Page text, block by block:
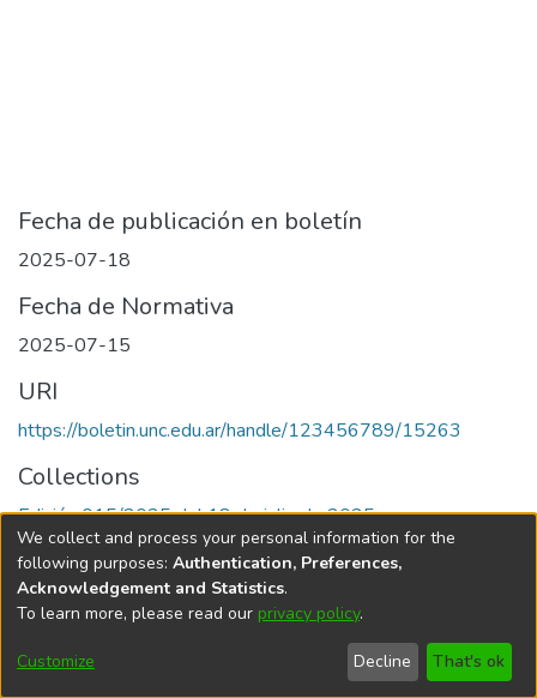
Fecha de publicación en boletín
2025-07-18
Fecha de Normativa
2025-07-15
URI
https://boletin.unc.edu.ar/handle/123456789/15263
Collections
Edición 015/2025 del 18 de julio de 2025
Universidad Nacional de Córdoba
We collect and process your personal information for the
following purposes: Authentication, Preferences,
Acknowledgement and Statistics.
To learn more, please read our privacy policy.
Customize Decline That's ok